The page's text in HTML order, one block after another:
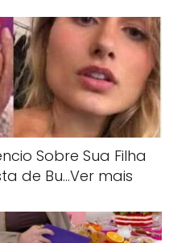
Sobre Sua Filha
de Bu…Ver mais